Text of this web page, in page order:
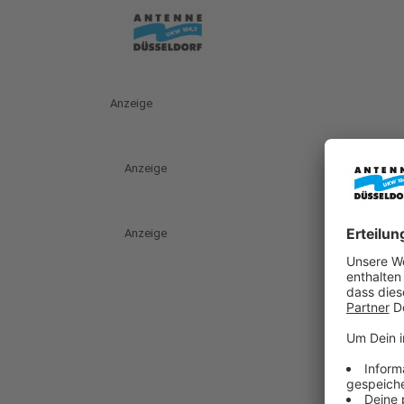
Anzeige
Anzeige
Anzeige